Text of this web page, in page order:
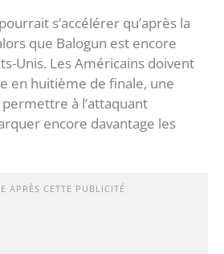
s’accélérer qu’après la
que Balogun est encore
Unis. Les Américains doivent
en huitième de finale, une
à l’attaquant
encore davantage les
APRÈS CETTE PUBLICITÉ